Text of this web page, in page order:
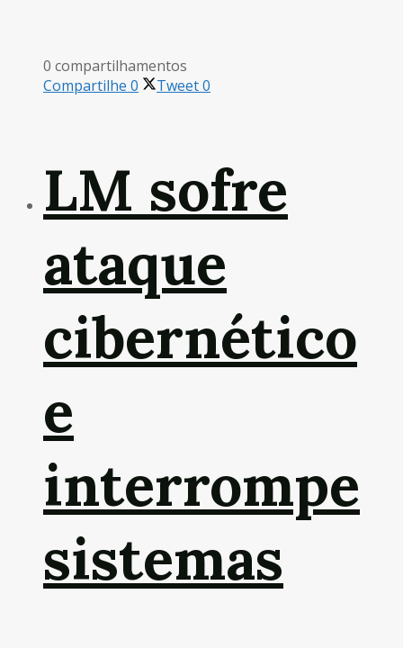
0 compartilhamentos
Compartilhe 0 Tweet0
LM sofre
ataque
cibernético
e
interrompe
sistemas